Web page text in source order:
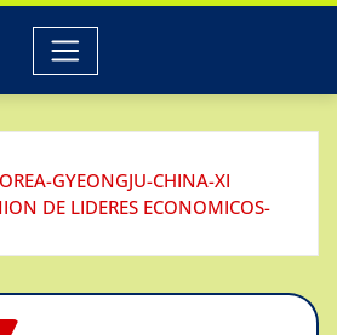
GYEONGJU-CHINA-XI
DE LIDERES ECONOMICOS-